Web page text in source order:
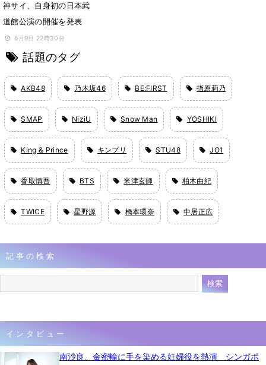
神サイ、自身初の日本武
道館公演の開催を発表
6月9日 22時30分
話題のタグ
AKB48 乃木坂46 BE:FIRST 指原莉乃
SMAP NiziU Snow Man YOSHIKI
King & Prince キンプリ STU48 JO1
香取慎吾 BTS 米津玄師 柏木由紀
TWICE 星野源 橋本環奈 中居正広
記事の検索
インタビュー
南沙良、金密輸に手を染める妊婦役を熱演 シンガポ